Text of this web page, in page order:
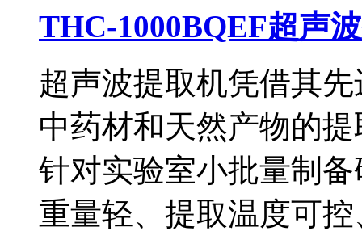
THC-1000BQEF超声
超声波提取机凭借其
中药材和天然产物的
针对实验室小批量制
重量轻、提取温度可